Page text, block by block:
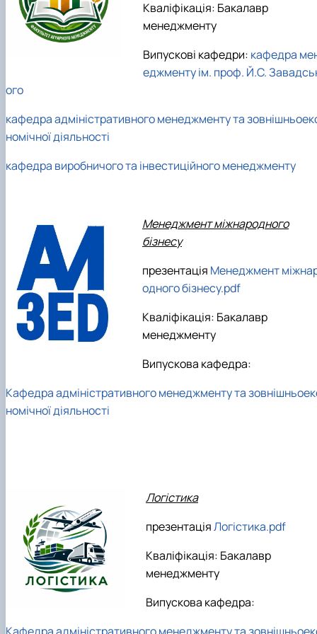
Кваліфікація: Бакалавр
менеджменту
Випускові кафедри: кафедра
еджменту ім. проф. Й.С.
ого
кафедра адміністративного менеджменту та
номічної діяльності
кафедра виробничого та інвестиційного менеджменту
Менеджмент міжнародного
бізнесу
презентація Менеджмент
одного бізнесу.pdf
Кваліфікація: Бакалавр
менеджменту
Випускова кафедра:
Кафедра адміністративного менеджменту та
номічної діяльності
Логістика
презентаціяЛогістика.pdf
Кваліфікація: Бакалавр
менеджменту
Випускова кафедра: